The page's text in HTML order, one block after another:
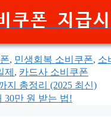
쿠폰 지급
, 민생회복 소비쿠폰, 소
제 , 카드사 소비쿠폰
지 총정리 (2025 최신)
30만 원 받는 법!